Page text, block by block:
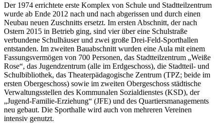
Der 1974 errichtete erste Komplex von Schule und Stadtteilzentrum
wurde ab Ende 2012 nach und nach abgerissen und durch einen
Neubau neuen Zuschnitts ersetzt. Im ersten Abschnitt, der nach
Ostern 2015 in Betrieb ging, sind vier über eine Schulstraße
verbundene Schulhäuser und zwei große Drei-Feld-Sporthallen
entstanden. Im zweiten Bauabschnitt wurden eine Aula mit einem
Fassungsvermögen von 700 Personen, das Stadtteilzentrum „Weiße
Rose“, das Jugendzentrum (alle im Erdgeschoss), die Stadtteil- und
Schulbibliothek, das Theaterpädagogische Zentrum (TPZ; beide im
ersten Obergeschoss) sowie im zweiten Obergeschoss städtische
Verwaltungsstellen des Kommunalen Sozialdienstes (KSD), der
„Jugend-Familie-Erziehung“ (JFE) und des Quartiersmanagements
neu gebaut. Die Sporthalle wird auch von mehreren Vereinen
intensiv genutzt.